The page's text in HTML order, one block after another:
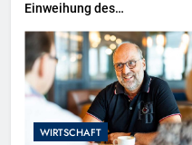
Einweihung des
sowie neuer
Ausstellungsbereiche im
Polizeimuseum Hamburg
WIRTSCHAFT